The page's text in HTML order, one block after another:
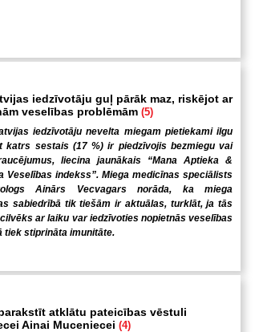
iedzīvotāju guļ pārāk maz, riskējot ar
veselības problēmām (5)
iedzīvotāju nevelta miegam pietiekami ilgu
katrs sestais (17 %) ir piedzīvojis bezmiegu vai
liecina jaunākais “Mana Aptieka &
Veselības indekss”. Miega medicīnas speciālists
Ainārs Vecvagars norāda, ka miega
sabiedrībā tik tiešām ir aktuālas, turklāt, ja tās
ar laiku var iedzīvoties nopietnās veselības
tiek stiprināta imunitāte.
atklātu pateicības vēstuli
Ainai Muceniecei (4)